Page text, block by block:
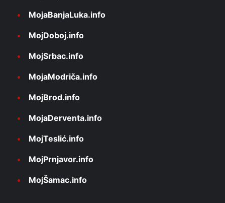
MojaBanjaLuka.info
MojDoboj.info
MojSrbac.info
MojaModriča.info
MojBrod.info
MojaDerventa.info
MojTeslić.info
MojPrnjavor.info
MojŠamac.info